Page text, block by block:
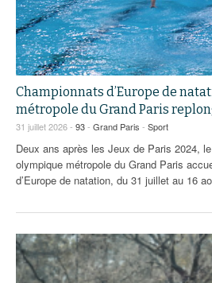
94
95
Championnats d’Europe de
métropole du Grand Paris
31 juillet 2026 - 93- Grand Paris - Sport
Deux ans après les Jeux de Paris 2024,
olympique métropole du Grand Paris
d’Europe de natation, du 31 juillet au 16